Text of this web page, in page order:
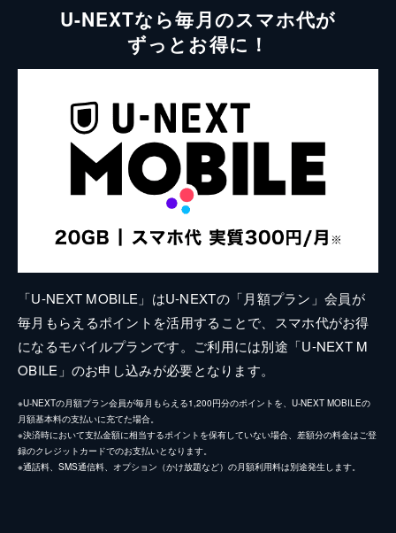
U-NEXTなら毎月のスマホ代が
ずっとお得に！
「U-NEXT MOBILE」はU-NEXTの「月額プラン」会員が
毎月もらえるポイントを活用することで、スマホ代がお得
になるモバイルプランです。ご利用には別途「U-NEXT M
OBILE」のお申し込みが必要となります。
※U-NEXTの月額プラン会員が毎月もらえる1,200円分のポイントを、U-NEXT MOBILEの
月額基本料の支払いに充てた場合。
※決済時において支払金額に相当するポイントを保有していない場合、差額分の料金はご登
録のクレジットカードでのお支払いとなります。
※通話料、SMS通信料、オプション（かけ放題など）の月額利用料は別途発生します。